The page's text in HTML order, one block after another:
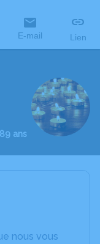
E-mail Lien
ans
nous vous